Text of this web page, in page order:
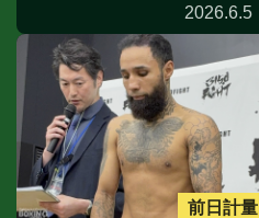
2026.6.5
前日計量